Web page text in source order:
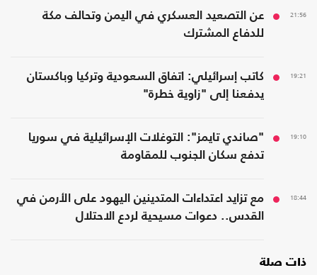
21:56
عن التصعيد العسكري في اليمن وتحالف مكة
للدفاع المشترك
19:21
كاتب إسرائيلي: اتفاق السعودية وتركيا وباكستان
يدفعنا إلى "زاوية خطرة"
19:10
"صاندي تايمز": التوغلات الإسرائيلية في سوريا
تدفع سكان الجنوب للمقاومة
18:44
مع تزايد اعتداءات المتدينين اليهود على الأرمن في
القدس.. دعوات مسيحية لردع الاحتلال
ذات صلة